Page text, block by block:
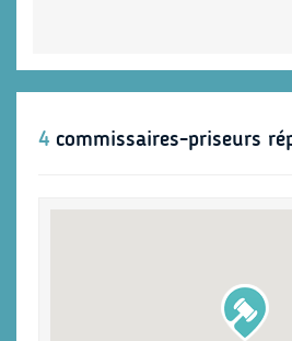
4 commissaires-priseurs